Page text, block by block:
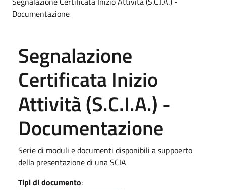
Documentazione
Segnalazione
Certificata Inizio
Attività (S.C.I.A.) -
Documentazione
Serie di moduli e documenti disponibili a suppoerto
della presentazione di una SCIA
Tipi di documento: